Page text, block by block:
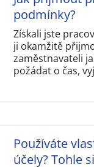
podmínky?
Získali jste
ji okamžitě
zaměstnavateli
požádat o čas,
Používáte
účely? Tohle